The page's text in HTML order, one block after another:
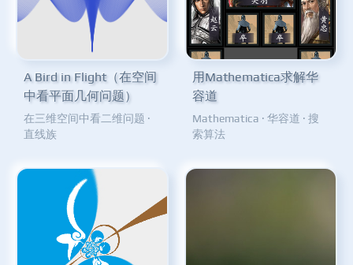
A Bird in Flight（在空间
中看平面几何问题）
在三维空间中看二维问题 ·
直线族
用Mathematica求解华
容道
Mathematica · 华容道 · 搜
索算法